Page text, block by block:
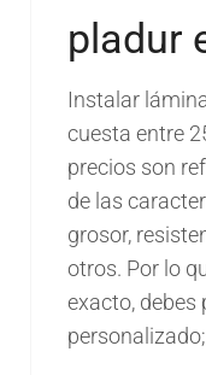
pladur
Instalar
cuesta entre
precios son
de las
grosor,
otros. Por lo
exacto, debes
personalizado;